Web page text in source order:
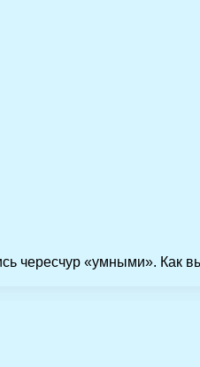
чересчур «умными». Как